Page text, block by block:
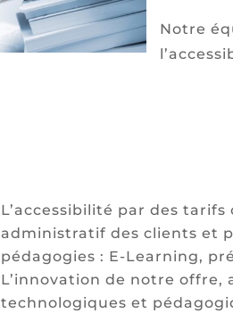
Notre
L’accessibilité par des
administratif des clients et
pédagogies : E-Learning,
L’innovation de notre offre,
technologiques et